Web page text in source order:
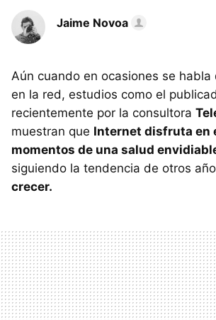
Jaime Novoa
Aún cuando en ocasiones se habla
en la red, estudios como el
recientemente por la consultora
muestran que Internet disfruta en
momentos de una salud
siguiendo la tendencia de otros
crecer.